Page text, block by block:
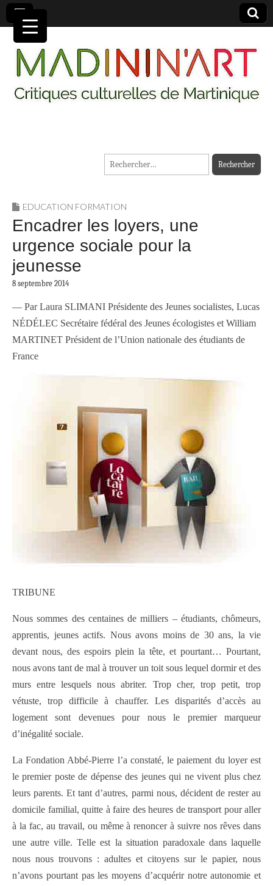
MADININ'ART
Rechercher :
EDUCATION FORMATION
Encadrer les loyers, une
urgence sociale pour la
jeunesse
8 septembre 2014
— Par Laura SLIMANI Présidente des Jeunes socialistes, Lucas
NÉDÉLEC Secrétaire fédéral des Jeunes écologistes et William
MARTINET Président de l’Union nationale des étudiants de
France
TRIBUNE
Nous sommes des centaines de milliers – étudiants, chômeurs,
apprentis, jeunes actifs. Nous avons moins de 30 ans, la vie
devant nous, des espoirs plein la tête, et pourtant… Pourtant,
nous avons tant de mal à trouver un toit sous lequel dormir et des
murs entre lesquels nous abriter. Trop cher, trop petit, trop
vétuste, trop difficile à chauffer. Les disparités d’accès au
logement sont devenues pour nous le premier marqueur
d’inégalité sociale.
La Fondation Abbé-Pierre l’a constaté, le paiement du loyer est
le premier poste de dépense des jeunes qui ne vivent plus chez
leurs parents. Et tant d’autres, parmi nous, décident de rester au
domicile familial, quitte à faire des heures de transport pour aller
à la fac, au travail, ou même à renoncer à suivre nos rêves dans
une autre ville.Telle est la situation paradoxale dans laquelle
nous nous trouvons : adultes et citoyens sur le papier, nous
n’avons pourtant pas les moyens d’acquérir notre autonomie et